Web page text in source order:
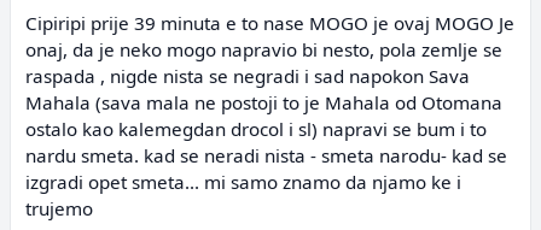
Cipiripi prije 39 minuta e to nase MOGO je ovaj MOGO Je
onaj, da je neko mogo napravio bi nesto, pola zemlje se
raspada , nigde nista se negradi i sad napokon Sava
Mahala (sava mala ne postoji to je Mahala od Otomana
ostalo kao kalemegdan drocol i sl) napravi se bum i to
nardu smeta. kad se neradi nista - smeta narodu- kad se
izgradi opet smeta... mi samo znamo da njamo ke i
trujemo